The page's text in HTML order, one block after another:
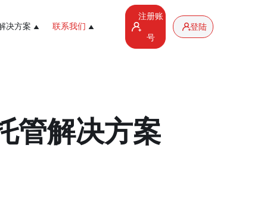
决方案 联系我们
注册账
号
登陆
管解决方案